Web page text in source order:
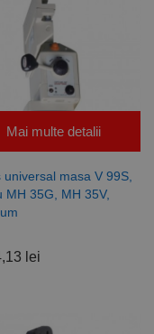
Mai multe detalii
universal masa V 99S,
MH 35G, MH 35V,
lei